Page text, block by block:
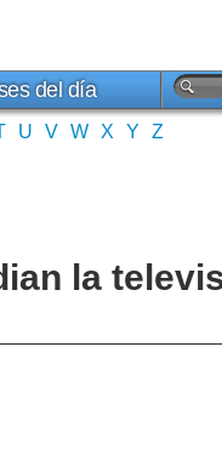
del día
U V W X Y Z
la